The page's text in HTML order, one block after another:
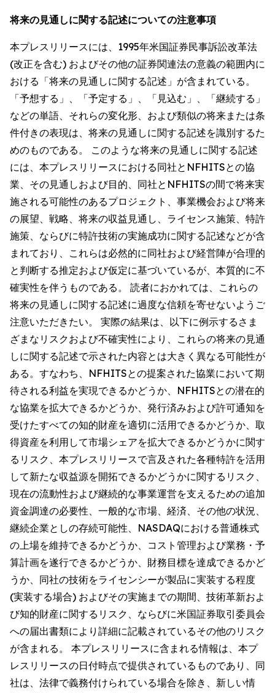
将来の見通しに関する記述についての注意事項
本プレスリリースには、1995年米国証券民事訴訟改革法
(改正を含む) およびその他の証券関連法の意義の範囲内に
おける「将来の見通しに関する記述」が含まれている。
「予想する」、「予定する」、「見込む」、「継続する」
などの単語、それらの変化形、および類似の将来または条
件付きの表現は、将来の見通しに関する記述を識別するた
めのものである。 このような将来の見通しに関する記述
には、本プレスリリースにおける同社とNFHITSとの協
業、その見通しおよび目的、同社とNFHITSの間で将来実
施される可能性のあるプロジェクト、事業機会および将来
の展望、戦略、将来の収益見通し、ライセンス施策、特許
施策、ならびに特許技術の実施成功に関する記述などが含
まれており、これらは必然的に同社および経営陣が合理的
と判断する推定および仮定に基づいているが、本質的に不
確実性を伴うものである。 読者におかれては、これらの
将来の見通しに関する記述に過度な信頼を寄せないようご
注意いただきたい。 実際の結果は、以下に例示するさま
ざまなリスクおよび不確実性により、これらの将来の見通
しに関する記述で示された内容とは大きく異なる可能性が
ある。すなわち、NFHITSとの提案された協業において期
待される利益を実現できるかどうか、NFHITSとの潜在的
な協業を拡大できるかどうか、発行済みおよび許可通知を
受けたすべての知的財産を適切に活用できるかどうか、取
得資産を利用して市場シェアを拡大できるかどうかに関す
るリスク、本プレスリリースで言及された各種特許を活用
して新たな収益源を開拓できるかどうかに関するリスク、
現在の流動性および継続的な事業運営を支えるための追加
資金調達の必要性、一般的な市場、経済、その他の状況、
継続企業としの存続可能性、NASDAQにおける普通株式
の上場を維持できるかどうか、コスト管理および業務・予
算計画を遂行できるかどうか、財務目標を達成できるかど
うか、同社の技術をライセンシーが製品に実装する程度
(実装する場合) およびその実施までの期間、技術革新およ
び知的財産に関するリスク、ならびに米国証券取引委員会
への届出書類により詳細に記載されているその他のリスク
が含まれる。 本プレスリリースに含まれる情報は、本プ
レスリリースの日付時点で提供されているものであり、同
社は、法律で義務付けられている場合を除き、新しい情